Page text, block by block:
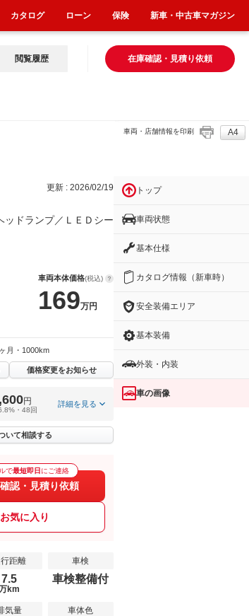
在庫確認・見積り依頼
閲覧履歴
車両・店舗情報を印刷 A4
更新 : 2026/02/19
ドランプ／ＬＥＤシー
車両本体価格(税込)
169万円
月・1000km
価格変更をお知らせ
円
・48回
詳細を見る
いて相談する
で最短即日 にご連絡
認・見積り依頼
お気に入り
距離
7.5
km
車検
車検整備付
気量 車体色
トップ
車両状態
基本仕様
カタログ情報（新車時）
安全装備エリア
基本装備
外装・内装
車の画像
カタログ ローン 保険 新車・中古車マガジン